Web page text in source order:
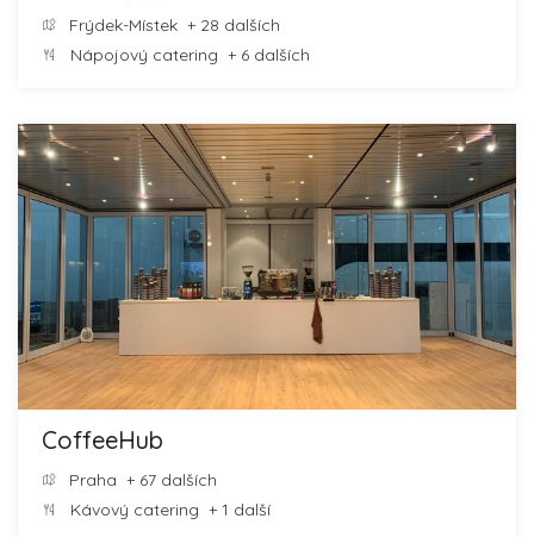
Frýdek-Místek + 28 dalších
Nápojový catering + 6 dalších
CoffeeHub
Praha + 67 dalších
Kávový catering + 1 další